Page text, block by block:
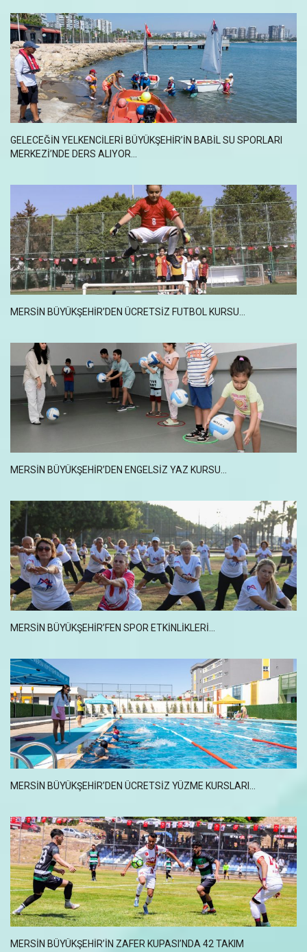
GELECEĞİN YELKENCİLERİ BÜYÜKŞEHİR’İN BABİL SU SPORLARI
MERKEZİ’NDE DERS ALIYOR...
MERSİN BÜYÜKŞEHİR’DEN ÜCRETSİZ FUTBOL KURSU...
MERSİN BÜYÜKŞEHİR’DEN ENGELSİZ YAZ KURSU...
MERSİN BÜYÜKŞEHİR’FEN SPOR ETKİNLİKLERİ...
MERSİN BÜYÜKŞEHİR’DEN ÜCRETSİZ YÜZME KURSLARI...
MERSİN BÜYÜKŞEHİR’İN ZAFER KUPASI’NDA 42 TAKIM